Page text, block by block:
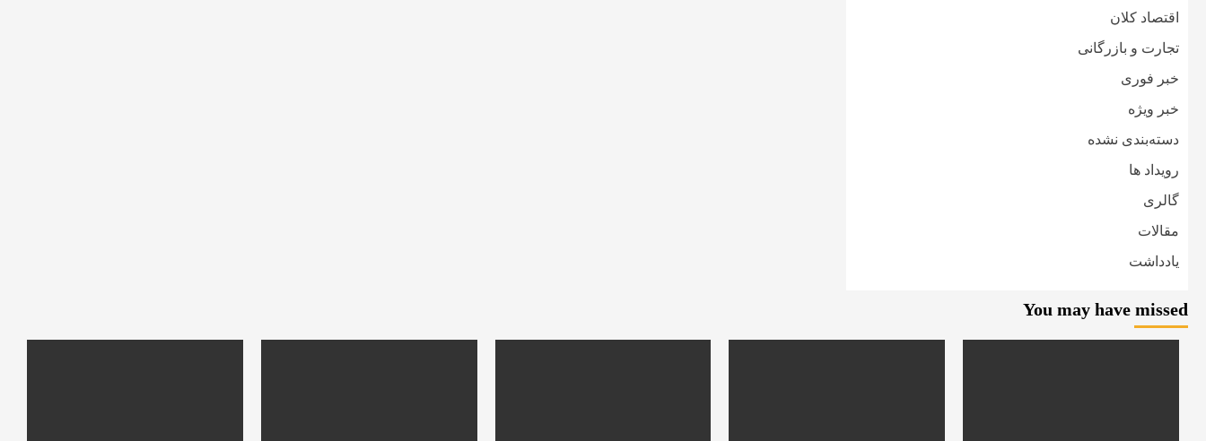
اقتصاد کلان
تجارت و بازرگانی
خبر فوری
خبر ویژه
دسته‌بندی نشده
رویداد ها
گالری
مقالات
یادداشت
You may have missed